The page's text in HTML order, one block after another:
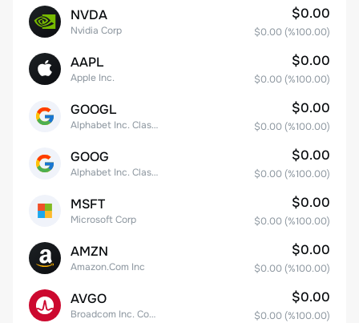
NVDA
Nvidia Corp
$0.00
$0.00 (%100.00)
AAPL
Apple Inc.
$0.00
$0.00 (%100.00)
GOOGL
Alphabet Inc. Class A Common Stock
$0.00
$0.00 (%100.00)
GOOG
Alphabet Inc. Class C Capital Stock
$0.00
$0.00 (%100.00)
MSFT
Microsoft Corp
$0.00
$0.00 (%100.00)
AMZN
Amazon.Com Inc
$0.00
$0.00 (%100.00)
AVGO
Broadcom Inc. Common Stock
$0.00
$0.00 (%100.00)